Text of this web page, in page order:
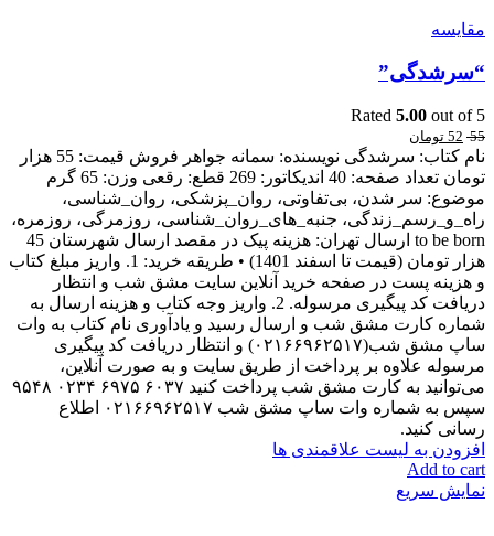
مقایسه
“سرشدگی”
Rated 5.00 out of 5
55
52 تومان
نام کتاب: سرشدگی نویسنده: سمانه جواهر فروش قیمت: 55 هزار
تومان تعداد صفحه: 40 اندیکاتور: 269 قطع: رقعی وزن: 65 گرم
موضوع: سر شدن، بی‌تفاوتی، روان_پزشکی، روان_شناسی،
راه_و_رسم_زندگی، جنبه_های_روان_شناسی، روزمرگی، روزمره،
to be born ارسال تهران: هزینه پیک در مقصد ارسال شهرستان 45
هزار تومان (قیمت تا اسفند 1401) • طریقه خرید: 1. واریز مبلغ کتاب
و هزینه پست در صفحه خرید آنلاین سایت مشق شب و انتظار
دریافت کد پیگیری مرسوله. 2. واریز وجه کتاب و هزینه ارسال به
شماره کارت مشق شب و ارسال رسید و یادآوری نام کتاب به وات
ساپ مشق شب(۰۲۱۶۶۹۶۲۵۱۷) و انتظار دریافت کد پیگیری
مرسوله علاوه بر پرداخت از طریق سایت و به صورت آنلاین،
می‌توانید به کارت مشق شب پرداخت کنید ۶۰۳۷ ۶۹۷۵ ۰۲۳۴ ۹۵۴۸
سپس به شماره وات ساپ مشق شب ۰۲۱۶۶۹۶۲۵۱۷ اطلاع
رسانی کنید.
افزودن به لیست علاقمندی ها
Add to cart
نمایش سریع